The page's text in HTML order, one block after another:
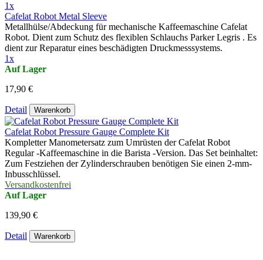
1x
Cafelat Robot Metal Sleeve
Metallhülse/Abdeckung für mechanische Kaffeemaschine Cafelat
Robot. Dient zum Schutz des flexiblen Schlauchs Parker Legris . Es
dient zur Reparatur eines beschädigten Druckmesssystems.
1x
Auf Lager
17,90 €
Detail Warenkorb
Cafelat Robot Pressure Gauge Complete Kit
Kompletter Manometersatz zum Umrüsten der Cafelat Robot
Regular -Kaffeemaschine in die Barista -Version. Das Set beinhaltet:
Zum Festziehen der Zylinderschrauben benötigen Sie einen 2-mm-
Inbusschlüssel.
Versandkostenfrei
Auf Lager
139,90 €
Detail Warenkorb